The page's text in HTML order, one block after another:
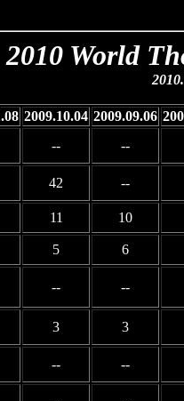
2010 World
2009.10.04 2009.09.06
-- --
42 --
11 10
5 6
-- --
3 3
-- --